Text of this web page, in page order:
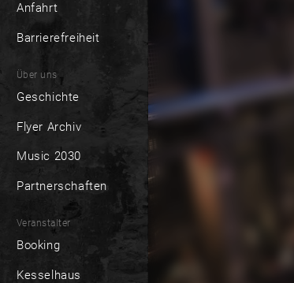
Anfahrt
Barrierefreiheit
Über uns
Geschichte
Flyer Archiv
Music 2030
Partnerschaften
Veranstalter
Booking
Kesselhaus